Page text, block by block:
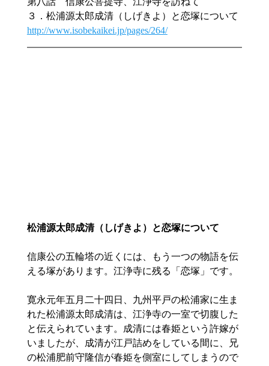
第八話　信康公菩提寺、江浄寺を訪ねて
３．松浦源太郎成清（しげきよ）と恋塚について
http://www.isobekaikei.jp/pages/264/
松浦源太郎成清（しげきよ）と恋塚について
信康公の五輪塔の近くには、もう一つの物語を伝
える塚があります。江浄寺に残る「恋塚」です。
寛永元年五月二十四日、九州平戸の松浦家に生ま
れた松浦源太郎成清は、江浄寺の一室で切腹した
と伝えられています。成清には春姫という許嫁が
いましたが、成清が江戸詰めをしている間に、兄
の松浦肥前守隆信が春姫を側室にしてしまうので